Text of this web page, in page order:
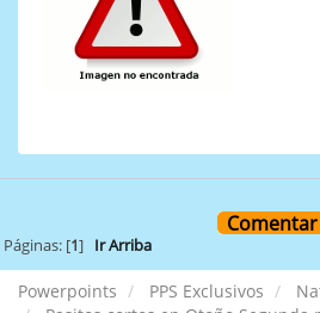
Comentar
Páginas: [1] Ir Arriba
Powerpoints PPS Exclusivos